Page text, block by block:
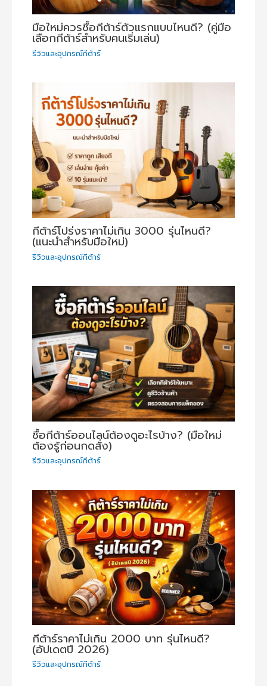
มือใหม่ควรซื้อกีต้าร์ตัวแรกแบบไหนดี? (คู่มือ
เลือกกีต้าร์สำหรับคนเริ่มเล่น)
รีวิวและอุปกรณ์กีต้าร์
กีต้าร์โปร่งราคาไม่เกิน 3000 รุ่นไหนดี?
(แนะนำสำหรับมือใหม่)
รีวิวและอุปกรณ์กีต้าร์
ซื้อกีต้าร์ออนไลน์ต้องดูอะไรบ้าง? (มือใหม่
ต้องรู้ก่อนกดสั่ง)
รีวิวและอุปกรณ์กีต้าร์
กีต้าร์ราคาไม่เกิน 2000 บาท รุ่นไหนดี?
(อัปเดตปี 2026)
รีวิวและอุปกรณ์กีต้าร์